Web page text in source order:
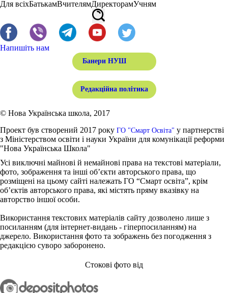
Для всіхБатькамВчителямДиректорамУчням
Напишіть нам
Банери НУШ
Редакційна політика
© Нова Українська школа, 2017
Проект був створений 2017 року ГО "Смарт Освіта" у партнерстві
з Міністерством освіти і науки України для комунікації реформи
"Нова Українська Школа"
Усі виключні майнові й немайнові права на текстові матеріали,
фото, зображення та інші об’єкти авторського права, що
розміщені на цьому сайті належать ГО “Смарт освіта”, крім
об’єктів авторського права, які містять пряму вказівку на
авторство іншої особи.
Використання текстових матеріалів сайту дозволено лише з
посиланням (для інтернет-видань - гіперпосиланням) на
джерело. Використання фото та зображень без погодження з
редакцією суворо заборонено.
Стокові фото від